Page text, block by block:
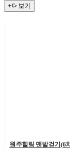
+더보기